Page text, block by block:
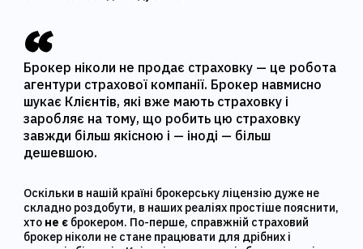
Брокер ніколи не продає страховку — це робота
агентури страхової компанії. Брокер навмисно
шукає Клієнтів, які вже мають страховку і
заробляє на тому, що робить цю страховку
завжди більш якісною і — іноді — більш
дешевшою.
Оскільки в нашій країні брокерську ліцензію дуже не
складно роздобути, в наших реаліях простіше пояснити,
хто не є брокером. По-перше, справжній страховий
брокер ніколи не стане працювати для дрібних і